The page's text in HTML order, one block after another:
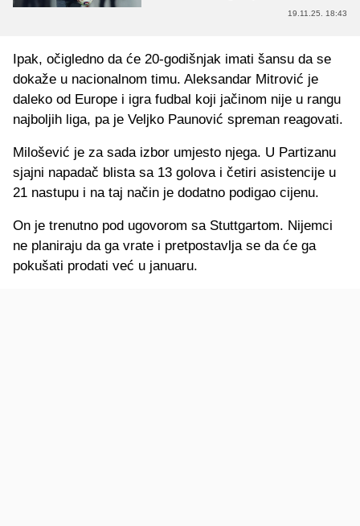
19.11.25. 18:43
Ipak, očigledno da će 20-godišnjak imati šansu da se
dokaže u nacionalnom timu. Aleksandar Mitrović je
daleko od Europe i igra fudbal koji jačinom nije u rangu
najboljih liga, pa je Veljko Paunović spreman reagovati.
Milošević je za sada izbor umjesto njega. U Partizanu
sjajni napadač blista sa 13 golova i četiri asistencije u
21 nastupu i na taj način je dodatno podigao cijenu.
On je trenutno pod ugovorom sa Stuttgartom. Nijemci
ne planiraju da ga vrate i pretpostavlja se da će ga
pokušati prodati već u januaru.